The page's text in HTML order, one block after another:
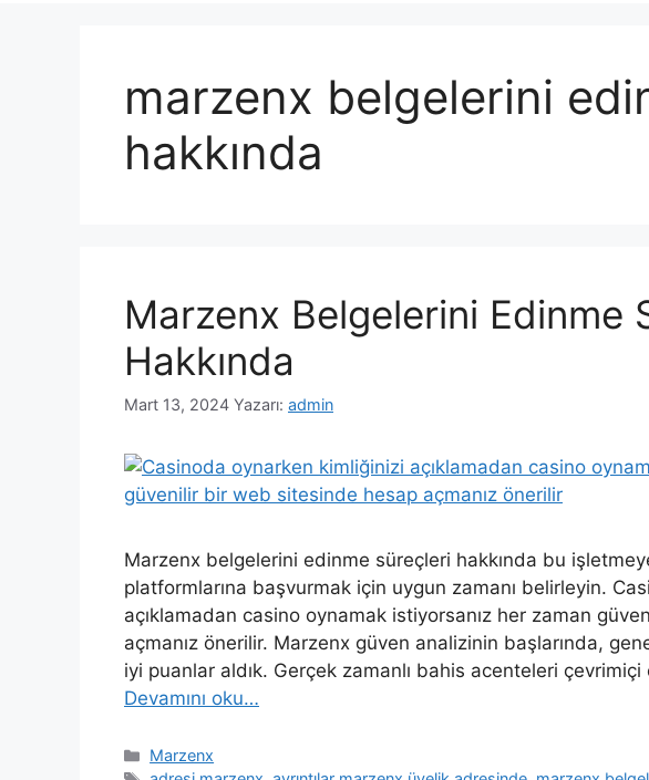
marzenx belgelerini
hakkında
Marzenx Belgelerini Edinme
Hakkında
Mart 13, 2024 Yazarı: admin
Marzenx belgelerini edinme süreçleri hakkında bu
platformlarına başvurmak için uygun zamanı belirleyin.
açıklamadan casino oynamak istiyorsanız her zaman
açmanız önerilir. Marzenx güven analizinin başlarında,
iyi puanlar aldık. Gerçek zamanlı bahis acenteleri
Devamını oku…
Kategoriler
Marzenx